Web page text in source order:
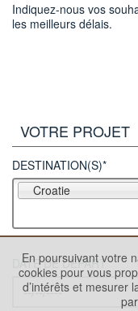
Indiquez-nous vos
les meilleurs délais.
VOTRE PROJET
DESTINATION(S)*
Croatie
DATE DE DÉPART
En poursuivant votre
cookies pour vous
d’intérêts et mesurer